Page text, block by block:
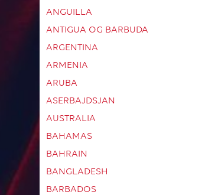
ANGUILLA
ANTIGUA OG BARBUDA
ARGENTINA
ARMENIA
ARUBA
ASERBAJDSJAN
AUSTRALIA
BAHAMAS
BAHRAIN
BANGLADESH
BARBADOS